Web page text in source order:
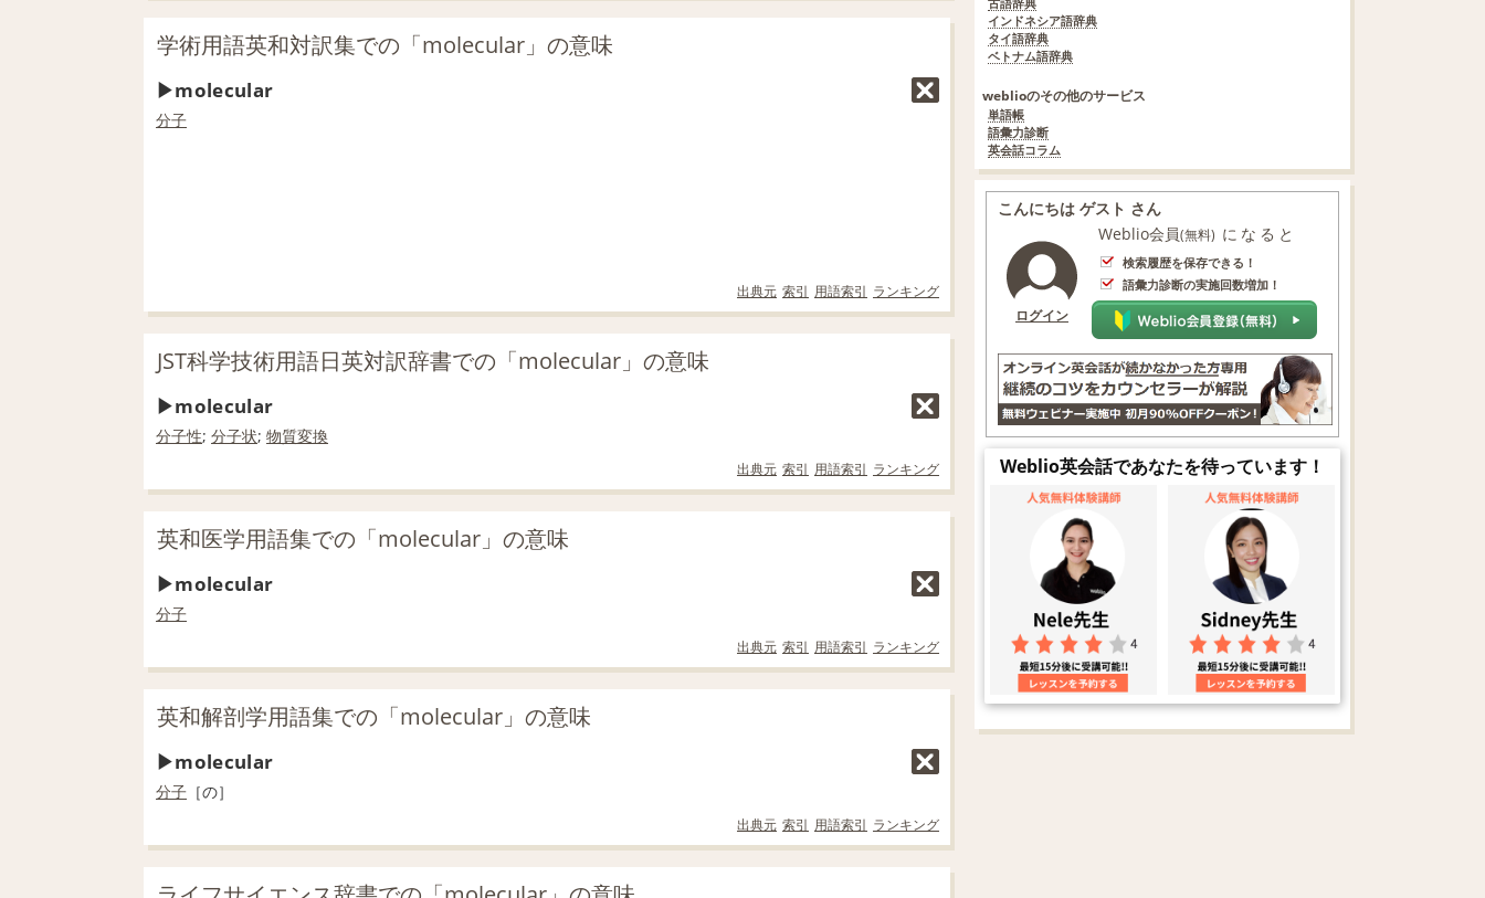
学術用語英和対訳集での「molecular」の意味
molecular
分子
出典元 索引 用語索引 ランキング
JST科学技術用語日英対訳辞書での「molecular」の意味
molecular
分子性; 分子状; 物質変換
出典元 索引 用語索引 ランキング
英和医学用語集での「molecular」の意味
molecular
分子
出典元 索引 用語索引 ランキング
英和解剖学用語集での「molecular」の意味
molecular
分子 ［の］
出典元 索引 用語索引 ランキング
インドネシア語辞典
タイ語辞典
ベトナム語辞典
weblioのその他のサービス
単語帳
語彙力診断
英会話コラム
こんにちは ゲスト さん
ログイン
Weblio会員(無料) になると
検索履歴を保存できる！
語彙力診断の実施回数増加！
Weblio英会話であなたを待っています！